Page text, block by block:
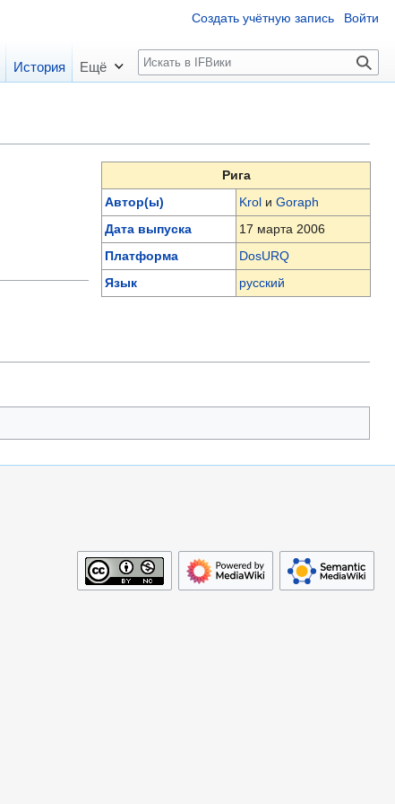
Рига
Автор(ы)
Krol иGoraph
Дата выпуска
17 марта 2006
Платформа
DosURQ
Язык
русский
Создать учётную запись Войти
История Ещё
П
о
к